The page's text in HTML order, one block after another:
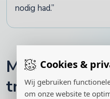
Cookies &
Wij gebruiken
om onze website te
nodig had.
Maak kennis
trainers en